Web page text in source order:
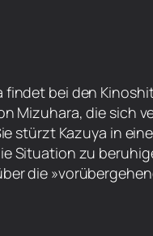
bei den
Mizuhara, die sich
stürzt Kazuya in
Situation zu
die